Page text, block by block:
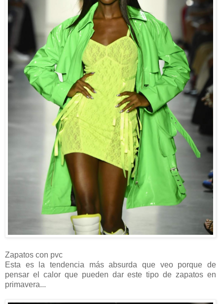
Zapatos con pvc
Esta es la tendencia más absurda que veo porque de
pensar el calor que pueden dar este tipo de zapatos en
primavera...